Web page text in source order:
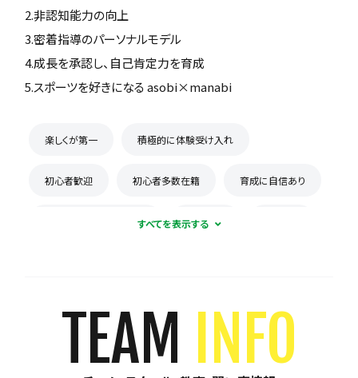
2.非認知能力の向上
3.密着指導のパーソナルモデル
4.成長を承認し、自己肯定力を育成
5.スポーツを好きになる asobi×manabi
楽しくが第一 積極的に体験受け入れ
初心者歓迎 初心者多数在籍 育成に自信あり
コーチとの距離感が近い 少数精鋭
初回購入品あり 保護者の当番なし
TEAM INFO